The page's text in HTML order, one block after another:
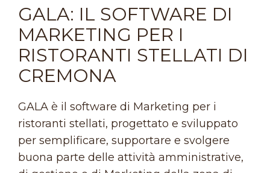
GALA: IL SOFTWARE DI
MARKETING PER I
RISTORANTI STELLATI DI
CREMONA
GALA è il software di Marketing per i
ristoranti stellati, progettato e sviluppato
per semplificare, supportare e svolgere
buona parte delle attività amministrative,